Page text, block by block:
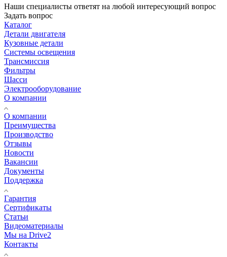
Наши специалисты ответят на любой интересующий вопрос
Задать вопрос
Каталог
Детали двигателя
Кузовные детали
Системы освещения
Трансмиссия
Фильтры
Шасси
Электрооборудование
О компании
О компании
Преимущества
Производство
Отзывы
Новости
Вакансии
Документы
Поддержка
Гарантия
Сертификаты
Статьи
Видеоматериалы
Мы на Drive2
Контакты